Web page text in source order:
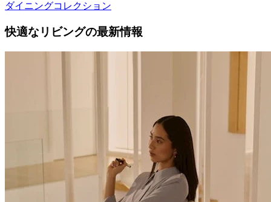
ダイニングコレクション
快適なリビングの最新情報